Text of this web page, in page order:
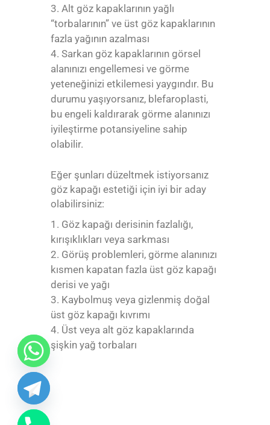
Alt göz kapaklarının yağlı
“torbalarının” ve üst göz kapaklarının
fazla yağının azalması
Sarkan göz kapaklarının görsel
alanınızı engellemesi ve görme
yeteneğinizi etkilemesi yaygındır. Bu
durumu yaşıyorsanız, blefaroplasti,
bu engeli kaldırarak görme alanınızı
iyileştirme potansiyeline sahip
olabilir.
Eğer şunları düzeltmek istiyorsanız
göz kapağı estetiği için iyi bir aday
olabilirsiniz:
Göz kapağı derisinin fazlalığı,
kırışıklıkları veya sarkması
Görüş problemleri, görme alanınızı
kısmen kapatan fazla üst göz kapağı
derisi ve yağı
Kaybolmuş veya gizlenmiş doğal
üst göz kapağı kıvrımı
Üst veya alt göz kapaklarında
şişkin yağ torbaları